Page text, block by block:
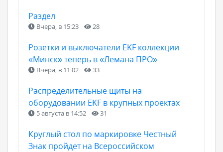
Раздел
Вчера, в 15:23 28
Розетки и выключатели EKF коллекции
«Минск» теперь в «Лемана ПРО»
Вчера, в 11:02 33
Распределительные щиты на
оборудовании EKF в крупных проектах
5 августа в 14:52 31
Круглый стол по маркировке Честный
Знак пройдет на Всероссийском